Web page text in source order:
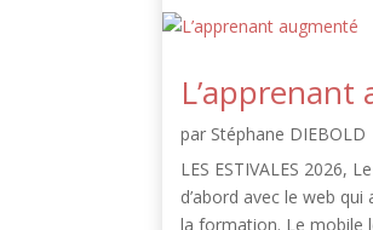
L’apprenant
par Stéphane DIEBOLD
LES ESTIVALES 2026,
d’abord avec le web
la formation. Le mobile